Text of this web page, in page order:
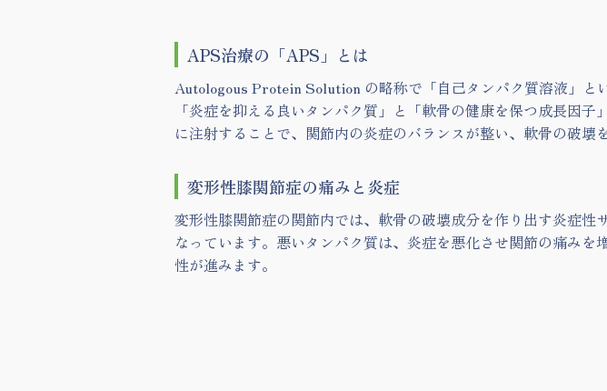
APS治療の「APS」とは
Autologous Protein Solution の略称で「自己タンパク質溶液」と
「炎症を抑える良いタンパク質」と「軟骨の健康を保つ成長因
に注射することで、関節内の炎症のバランスが整い、軟骨の破壊
変形性膝関節症の痛みと炎症
変形性膝関節症の関節内では、軟骨の破壊成分を作り出す炎症
なっています。悪いタンパク質は、炎症を悪化させ関節の痛み
性が進みます。